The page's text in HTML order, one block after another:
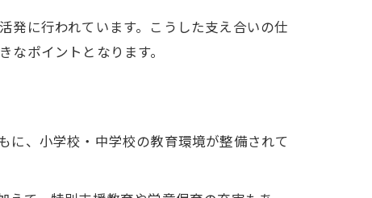
発に行われています。こうした支え合いの仕
ポイントとなります。
に、小学校・中学校の教育環境が整備されて